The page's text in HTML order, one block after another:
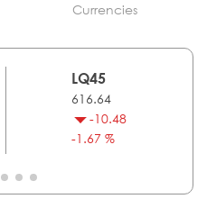
Currencies
LQ45
616.64
-10.48
-1.67 %